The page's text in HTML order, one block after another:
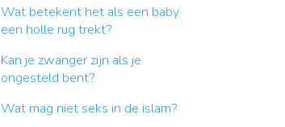
Wat betekent het als een baby
een holle rug trekt?
Kan je zwanger zijn als je
ongesteld bent?
Wat mag niet seks in de islam?